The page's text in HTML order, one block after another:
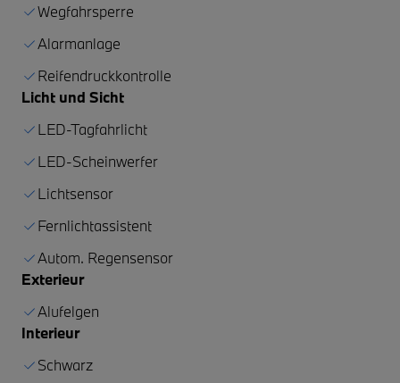
Wegfahrsperre
Alarmanlage
Reifendruckkontrolle
Licht und Sicht
LED-Tagfahrlicht
LED-Scheinwerfer
Lichtsensor
Fernlichtassistent
Autom. Regensensor
Exterieur
Alufelgen
Interieur
Schwarz